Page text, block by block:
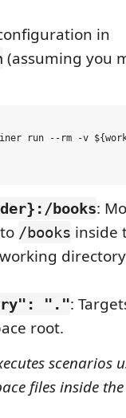
in
(assuming you
run --rm -v
books:
/books inside
".":
root.
scenarios
files inside